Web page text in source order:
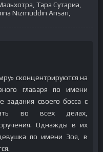
Тара Сутариа,
Nizmuddin Ansari,
сконцентрируются на
главаря по имени
задания своего босса с
во всех делах,
Однажды в их
по имени Зоя, в